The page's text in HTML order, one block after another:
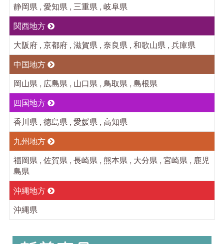
静岡県 , 愛知県 , 三重県 , 岐阜県
関西地方
大阪府 , 京都府 , 滋賀県 , 奈良県 , 和歌山県 , 兵庫県
中国地方
岡山県 , 広島県 , 山口県 , 鳥取県 , 島根県
四国地方
香川県 , 徳島県 , 愛媛県 , 高知県
九州地方
福岡県 , 佐賀県 , 長崎県 , 熊本県 , 大分県 , 宮崎県 , 鹿児
島県
沖縄地方
沖縄県